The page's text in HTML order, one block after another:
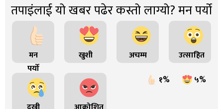
तपाइंलाई यो खबर पढेर कस्तो लाग्यो? मन पर्यो
मन
पर्यो
खुशी अचम्म उत्साहित
१% ५%